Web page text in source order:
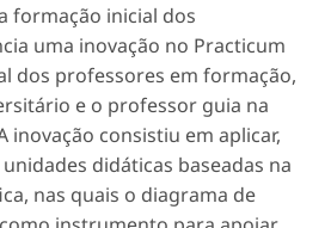
formação inicial dos
uma inovação no Practicum
dos professores em formação,
e o professor guia na
inovação consistiu em aplicar,
didáticas baseadas na
nas quais o diagrama de